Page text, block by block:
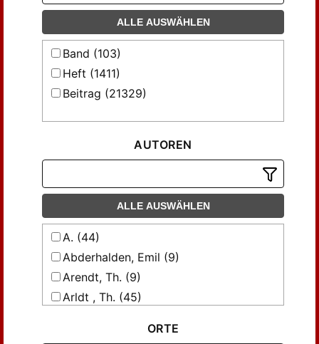
ALLE AUSWÄHLEN
Band (103)
Heft (1411)
Beitrag (21329)
AUTOREN
ALLE AUSWÄHLEN
A. (44)
Abderhalden, Emil (9)
Arendt, Th. (9)
Arldt , Th. (45)
Barnard, E. E. (19)
ORTE